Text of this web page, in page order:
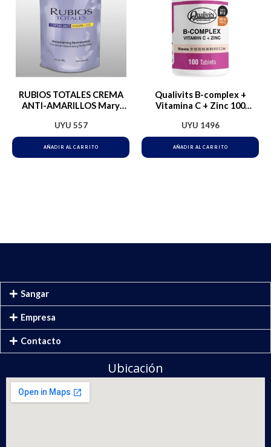
RUBIOS TOTALES CREMA
ANTI-AMARILLOS Mary
Mary Bosques Antioxidante
y Neutralizante Baño de
crema Matizador
UYU 557
AÑADIR AL CARRITO
Qualivits B-complex +
Vitamina C + Zinc 100
UYU 1496
AÑADIR AL CARRITO
Sangar
Empresa
Contacto
Ubicación